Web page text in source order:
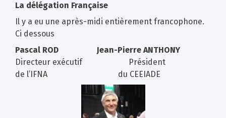
La délégation Française
Il y a eu une après-midi entièrement francophone.
Ci dessous
Pascal ROD
Jean-Pierre ANTHONY
Directeur exécutif Président
de l’IFNA
du CEEIADE